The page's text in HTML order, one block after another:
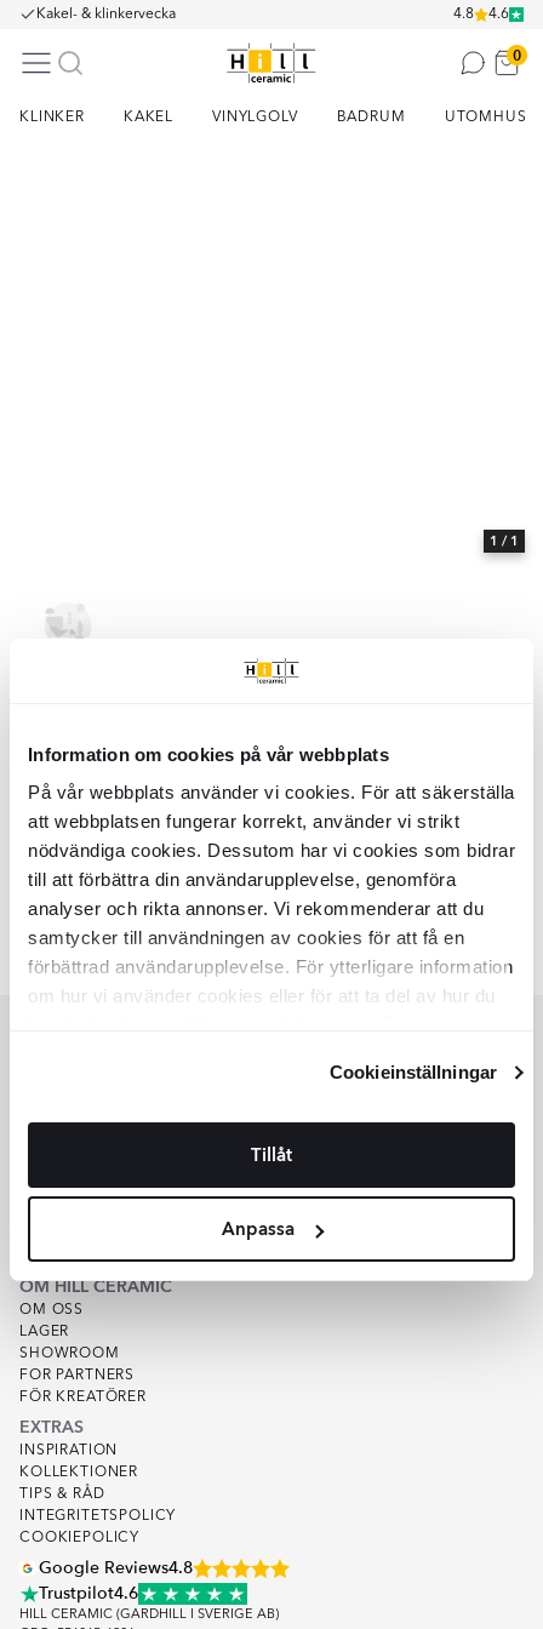
Information om cookies på vår webbplats
På vår webbplats använder vi cookies. För att säkerställa
att webbplatsen fungerar korrekt, använder vi strikt
nödvändiga cookies. Dessutom har vi cookies som bidrar
till att förbättra din användarupplevelse, genomföra
analyser och rikta annonser. Vi rekommenderar att du
samtycker till användningen av cookies för att få en
förbättrad användarupplevelse. För ytterligare information
om hur vi använder cookies eller för att ta del av hur du
Cookieinställningar
Tillåt
Anpassa
Kakel- & klinkervecka 4.8 4.6
0
KLINKER KAKEL VINYLGOLV BADRUM UTOMHUS
Alma Light - Hill Ceramic
Alma Light - Kollektion av produkter | Hill Ceramic ®
Alma Light är en serie med hög kvalitetsstandard. Serien innehåller 2
olika storlekar: Spotlight Enkel, Spotlight Dubbel. Nästan alla
variationer finns i matt yta. Det finns 2 huvud färger i serie Alma Light:
- Svart
- Vit
Färger:
1 / 1
Liknande kollektioner
RENOLIA
KUNDSERVICE
HJÄLP
SPÅRA ORDER
KVALITET
OM HILL CERAMIC
OM OSS
LAGER
SHOWROOM
FOR PARTNERS
FÖR KREATÖRER
EXTRAS
INSPIRATION
KOLLEKTIONER
TIPS & RÅD
INTEGRITETSPOLICY
COOKIEPOLICY
Google Reviews4.8
Trustpilot4.6
HILL CERAMIC (GARDHILL I SVERIGE AB)